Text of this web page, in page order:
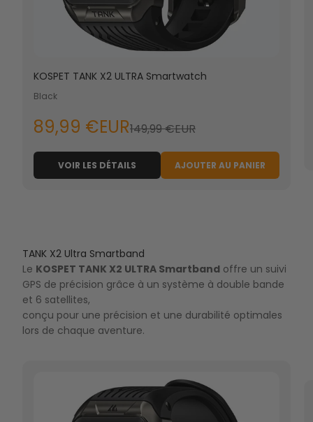
KOSPET TANK X2 ULTRA Smartwatch
Black
89,99 €EUR149,99 €EUR
VOIR LES DÉTAILS AJOUTER AU PANIER
TANK X2 Ultra Smartband
Le KOSPET TANK X2 ULTRA Smartband offre un suivi
GPS de précision grâce à un système à double bande
et 6 satellites,
conçu pour une précision et une durabilité optimales
lors de chaque aventure.